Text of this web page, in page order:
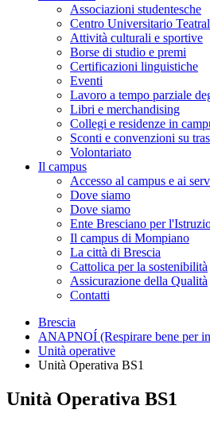
Associazioni studentesche
Centro Universitario
Attività culturali e sportive
Borse di studio e premi
Certificazioni linguistiche
Eventi
Lavoro a tempo parziale
Libri e merchandising
Collegi e residenze in
Sconti e convenzioni su
Volontariato
Il campus
Accesso al campus e ai
Dove siamo
Dove siamo
Ente Bresciano per
Il campus di Mompiano
La città di Brescia
Cattolica per la sostenibilità
Assicurazione della Qualità
Contatti
Brescia
ANAPNOÍ (Respirare bene per
Unità operative
Unità Operativa BS1
Unità Operativa BS1